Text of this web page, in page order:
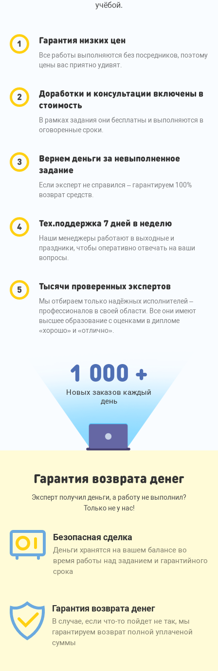
учёбой.
Гарантия низких цен
Все работы выполняются без посредников, поэтому
цены вас приятно удивят.
Доработки и консультации включены в
стоимость
В рамках задания они бесплатны и выполняются в
оговоренные сроки.
Вернем деньги за невыполненное
задание
Если эксперт не справился – гарантируем 100%
возврат средств.
Тех.поддержка 7 дней в неделю
Наши менеджеры работают в выходные и
праздники, чтобы оперативно отвечать на ваши
вопросы.
Тысячи проверенных экспертов
Мы отбираем только надёжных исполнителей –
профессионалов в своей области. Все они имеют
высшее образование с оценками в дипломе
«хорошо» и «отлично».
1 000 +
Новых заказов каждый
день
Гарантия возврата денег
Эксперт получил деньги, а работу не выполнил?
Только не у нас!
Безопасная сделка
Деньги хранятся на вашем балансе во
время работы над заданием и гарантийного
срока
Гарантия возврата денег
В случае, если что-то пойдет не так, мы
гарантируем возврат полной уплаченой
суммы